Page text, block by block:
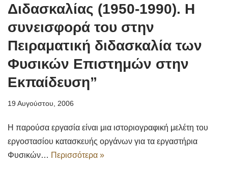
Διδασκαλίας (1950-1990). Η
συνεισφορά του στην
Πειραματική διδασκαλία των
Φυσικών Επιστημών στην
Εκπαίδευση”
19 Αυγούστου, 2006
Η παρούσα εργασία είναι μια ιστοριογραφική μελέτη του
εργοστασίου κατασκευής οργάνων για τα εργαστήρια
Φυσικών… Περισσότερα »